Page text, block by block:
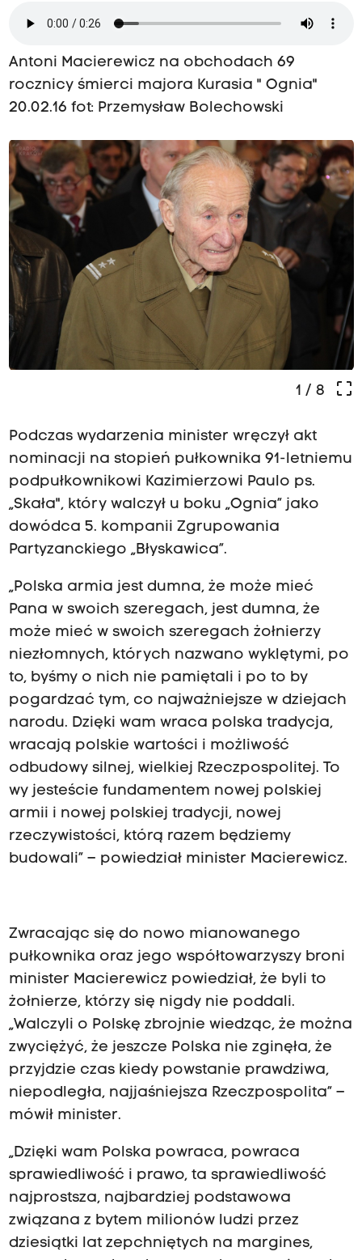
Antoni Macierewicz na obchodach 69
rocznicy śmierci majora Kurasia " Ognia"
20.02.16 fot: Przemysław Bolechowski
crop_free
1 / 8
Podczas wydarzenia minister wręczył akt
nominacji na stopień pułkownika 91-letniemu
podpułkownikowi Kazimierzowi Paulo ps.
„Skała", który walczył u boku „Ognia” jako
dowódca 5. kompanii Zgrupowania
Partyzanckiego „Błyskawica”.
„Polska armia jest dumna, że może mieć
Pana w swoich szeregach, jest dumna, że
może mieć w swoich szeregach żołnierzy
niezłomnych, których nazwano wyklętymi, po
to, byśmy o nich nie pamiętali i po to by
pogardzać tym, co najważniejsze w dziejach
narodu. Dzięki wam wraca polska tradycja,
wracają polskie wartości i możliwość
odbudowy silnej, wielkiej Rzeczpospolitej. To
wy jesteście fundamentem nowej polskiej
armii i nowej polskiej tradycji, nowej
rzeczywistości, którą razem będziemy
budowali” – powiedział minister Macierewicz.
Zwracając się do nowo mianowanego
pułkownika oraz jego współtowarzyszy broni
minister Macierewicz powiedział, że byli to
żołnierze, którzy się nigdy nie poddali.
„Walczyli o Polskę zbrojnie wiedząc, że można
zwyciężyć, że jeszcze Polska nie zginęła, że
przyjdzie czas kiedy powstanie prawdziwa,
niepodległa, najjaśniejsza Rzeczpospolita” –
mówił minister.
„Dzięki wam Polska powraca, powraca
sprawiedliwość i prawo, ta sprawiedliwość
najprostsza, najbardziej podstawowa
związana z bytem milionów ludzi przez
dziesiątki lat zepchniętych na margines,